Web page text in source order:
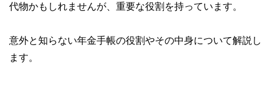
代物かもしれませんが、重要な役割を持っています。
意外と知らない年金手帳の役割やその中身について解説し
ます。